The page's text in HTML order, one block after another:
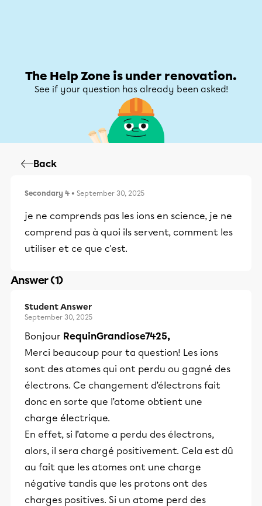
The Help Zone is under renovation.
See if your question has already been asked!
Back
Secondary 4 • September 30, 2025
je ne comprends pas les ions en science, je ne
comprend pas à quoi ils servent, comment les
utiliser et ce que c'est.
Answer (1)
Student Answer
September 30, 2025
Bonjour RequinGrandiose7425,
Merci beaucoup pour ta question! Les ions
sont des atomes qui ont perdu ou gagné des
électrons. Ce changement d’électrons fait
donc en sorte que l’atome obtient une
charge électrique.
En effet, si l’atome a perdu des électrons,
alors, il sera chargé positivement. Cela est dû
au fait que les atomes ont une charge
négative tandis que les protons ont des
charges positives. Si un atome perd des